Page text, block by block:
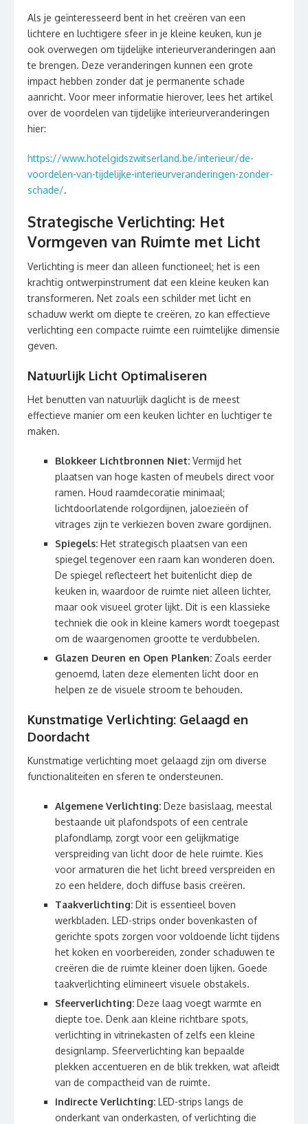
Als je geïnteresseerd bent in het creëren van een
lichtere en luchtigere sfeer in je kleine keuken, kun je
ook overwegen om tijdelijke interieurveranderingen aan
te brengen. Deze veranderingen kunnen een grote
impact hebben zonder dat je permanente schade
aanricht. Voor meer informatie hierover, lees het artikel
over de voordelen van tijdelijke interieurveranderingen
hier:
https://www.hotelgidszwitserland.be/interieur/de-
voordelen-van-tijdelijke-interieurveranderingen-zonder-
schade/.
Strategische Verlichting: Het
Vormgeven van Ruimte met Licht
Verlichting is meer dan alleen functioneel; het is een
krachtig ontwerpinstrument dat een kleine keuken kan
transformeren. Net zoals een schilder met licht en
schaduw werkt om diepte te creëren, zo kan effectieve
verlichting een compacte ruimte een ruimtelijke dimensie
geven.
Natuurlijk Licht Optimaliseren
Het benutten van natuurlijk daglicht is de meest
effectieve manier om een keuken lichter en luchtiger te
maken.
Blokkeer Lichtbronnen Niet: Vermijd het
plaatsen van hoge kasten of meubels direct voor
ramen. Houd raamdecoratie minimaal;
lichtdoorlatende rolgordijnen, jaloezieën of
vitrages zijn te verkiezen boven zware gordijnen.
Spiegels: Het strategisch plaatsen van een
spiegel tegenover een raam kan wonderen doen.
De spiegel reflecteert het buitenlicht diep de
keuken in, waardoor de ruimte niet alleen lichter,
maar ook visueel groter lijkt. Dit is een klassieke
techniek die ook in kleine kamers wordt toegepast
om de waargenomen grootte te verdubbelen.
Glazen Deuren en Open Planken: Zoals eerder
genoemd, laten deze elementen licht door en
helpen ze de visuele stroom te behouden.
Kunstmatige Verlichting: Gelaagd en
Doordacht
Kunstmatige verlichting moet gelaagd zijn om diverse
functionaliteiten en sferen te ondersteunen.
Algemene Verlichting: Deze basislaag, meestal
bestaande uit plafondspots of een centrale
plafondlamp, zorgt voor een gelijkmatige
verspreiding van licht door de hele ruimte. Kies
voor armaturen die het licht breed verspreiden en
zo een heldere, doch diffuse basis creëren.
Taakverlichting: Dit is essentieel boven
werkbladen. LED-strips onder bovenkasten of
gerichte spots zorgen voor voldoende licht tijdens
het koken en voorbereiden, zonder schaduwen te
creëren die de ruimte kleiner doen lijken. Goede
taakverlichting elimineert visuele obstakels.
Sfeerverlichting: Deze laag voegt warmte en
diepte toe. Denk aan kleine richtbare spots,
verlichting in vitrinekasten of zelfs een kleine
designlamp. Sfeerverlichting kan bepaalde
plekken accentueren en de blik trekken, wat afleidt
van de compactheid van de ruimte.
Indirecte Verlichting: LED-strips langs de
onderkant van onderkasten, of verlichting die